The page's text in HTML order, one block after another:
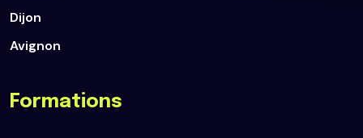
Dijon
Avignon
Formations